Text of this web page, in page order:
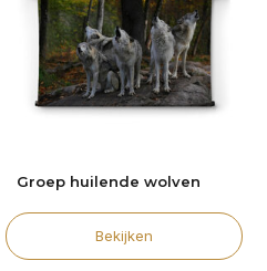
Groep huilende wolven
Bekijken